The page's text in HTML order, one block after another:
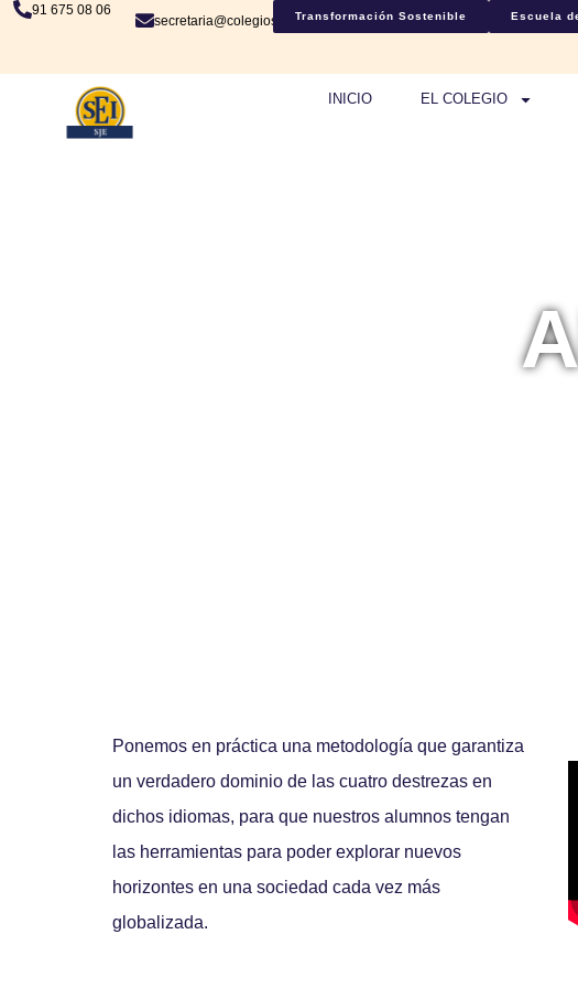
91 675 08 06
secretaria@colegiosje.esTransformación Sostenible Escuela
INICIO EL COLEGIO
Ponemos en práctica una metodología que garantiza
un verdadero dominio de las cuatro destrezas en
dichos idiomas, para que nuestros alumnos tengan
las herramientas para poder explorar nuevos
horizontes en una sociedad cada vez más
globalizada.